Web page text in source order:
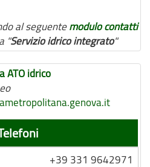
al seguentemodulo contatti
"Servizio idrico integrato"
ATO idrico
+39 331 9642971